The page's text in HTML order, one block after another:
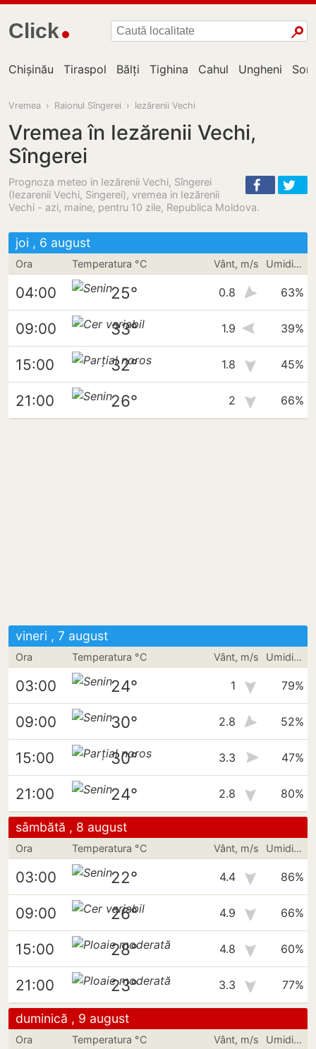
Click
Chișinău Tiraspol Bălți Tighina Cahul Ungheni
Vremea › Raionul Sîngerei › Iezărenii Vechi
Vremea în Iezărenii Vechi,
Sîngerei
Prognoza meteo in Iezărenii Vechi, Sîngerei
(Iezarenii Vechi, Singerei), vremea in Iezărenii
Vechi - azi, maine, pentru 10 zile, Republica Moldova.
joi , 6 august
Ora Temperatura °C Vânt, m/s Umiditate
04:00 25° 0.8 63%
09:00 33° 1.9 39%
15:00 32° 1.8 45%
21:00 26° 2 66%
vineri , 7 august
Ora Temperatura °C Vânt, m/s Umiditate
03:00 24° 1 79%
09:00 30° 2.8 52%
15:00 30° 3.3 47%
21:00 24° 2.8 80%
sâmbătă , 8 august
Ora Temperatura °C Vânt, m/s Umiditate
03:00 22° 4.4 86%
09:00 26° 4.9 66%
15:00 28° 4.8 60%
21:00 23° 3.3 77%
duminică , 9 august
Ora Temperatura °C Vânt, m/s Umiditate